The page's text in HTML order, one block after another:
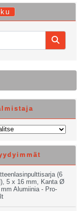
(6
5 x 16 mm, Kanta Ø
mm Alumiinia - Pro-